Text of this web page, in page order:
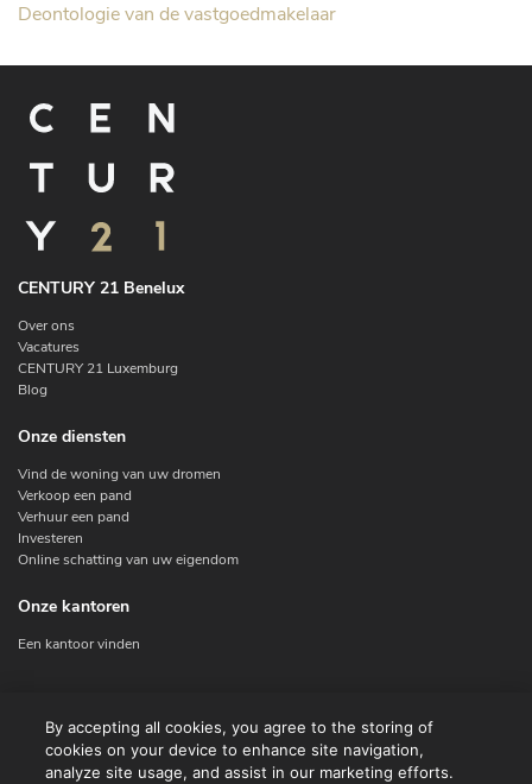
Deontologie van de vastgoedmakelaar
CENTURY 21 Benelux
Over ons
Vacatures
CENTURY 21 Luxemburg
Blog
Onze diensten
Vind de woning van uw dromen
Verkoop een pand
Verhuur een pand
Investeren
Online schatting van uw eigendom
Onze kantoren
Een kantoor vinden
Contact
Facebook
By accepting all cookies, you agree to the storing of
cookies on your device to enhance site navigation,
analyze site usage, and assist in our marketing efforts.